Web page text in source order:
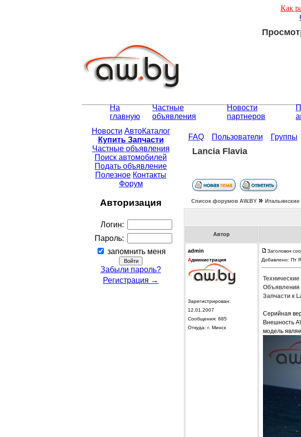
Как
На
главную
Частные
объявления
Новости
партнеров
Новости АвтоКаталог
Купить Запчасти
Частные объявления
Поиск автомобилей
Подать объявление
Полезное Контакты
Форум
Авторизация
Логин:
Пароль:
запомнить меня
Забыли пароль?
Регистрация →
FAQ Пользователи Группы
Lancia Flavia
Список форумов АW.BY» Итальянские
Автор
admin
Администрация
Зарегистрирован:
12.01.2007
Сообщения: 685
Откуда: г. Минск
Заголовок
Добавлено: Пт
Объявления
Запчасти к
Серийная
Внешность
модель